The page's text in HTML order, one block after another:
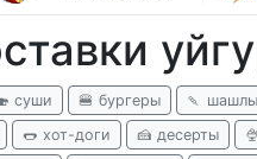
суши 🍔 бургеры 🍡
🌭 хот-доги 🍰 десерты